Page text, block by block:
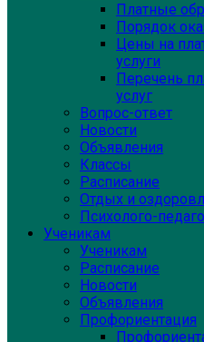
Платные
Порядок
Цены на
услуги
Перечень
услуг
Вопрос-ответ
Новости
Объявления
Классы
Расписание
Отдых и
Психолого-
Ученикам
Ученикам
Расписание
Новости
Объявления
Профориентация